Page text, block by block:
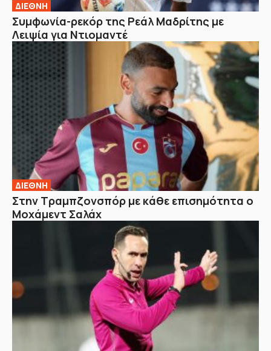
ΔΙΕΘΝΗ
Συμφωνία-ρεκόρ της Ρεάλ Μαδρίτης με
Λειψία για Ντιομαντέ
ΔΙΕΘΝΗ
Στην Τραμπζονσπόρ με κάθε επισημότητα ο
Μοχάμεντ Σαλάχ